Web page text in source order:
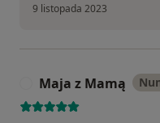
9 listopada 2023
Maja z Mamą